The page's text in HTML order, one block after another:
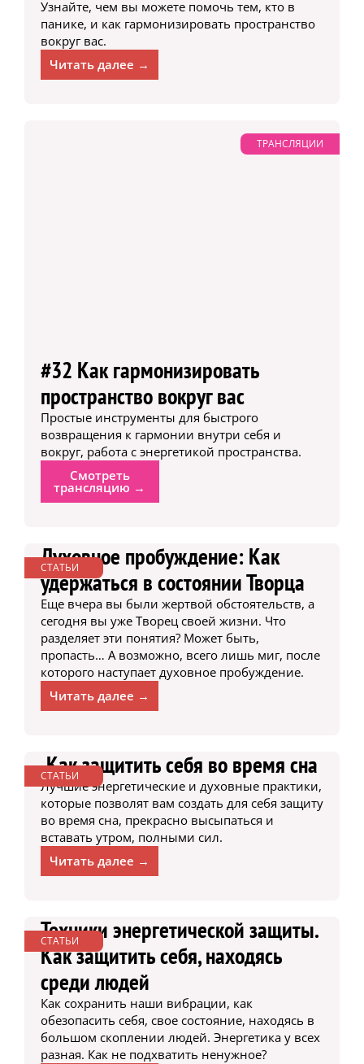
Узнайте, чем вы можете помочь тем, кто в
панике, и как гармонизировать пространство
вокруг вас.
Читать далее →
ТРАНСЛЯЦИИ
#32 Как гармонизировать
пространство вокруг вас
Простые инструменты для быстрого
возвращения к гармонии внутри себя и
вокруг, работа с энергетикой пространства.
Смотреть
трансляцию →
СТАТЬИ
Духовное пробуждение: Как
удержаться в состоянии Творца
Еще вчера вы были жертвой обстоятельств, а
сегодня вы уже Творец своей жизни. Что
разделяет эти понятия? Может быть,
пропасть… А возможно, всего лишь миг, после
которого наступает духовное пробуждение.
Читать далее →
СТАТЬИ
Как защитить себя во время сна
Лучшие энергетические и духовные практики,
которые позволят вам создать для себя защиту
во время сна, прекрасно высыпаться и
вставать утром, полными сил.
Читать далее →
СТАТЬИ
Техники энергетической защиты.
Как защитить себя, находясь
среди людей
Как сохранить наши вибрации, как
обезопасить себя, свое состояние, находясь в
большом скоплении людей. Энергетика у всех
разная. Как не подхватить ненужное?